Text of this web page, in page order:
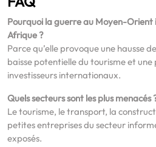
Pourquoi la guerre au Moyen-
Afrique ?
Parce qu’elle provoque une hausse
baisse potentielle du tourisme et
investisseurs internationaux.
Quels secteurs sont les plus menacés
Le tourisme, le transport, la
petites entreprises du secteur
exposés.